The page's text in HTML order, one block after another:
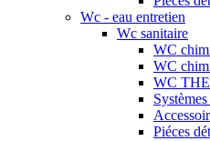
Wc - eau entretien
Wc sanitaire
WC
WC
WC
Piéces